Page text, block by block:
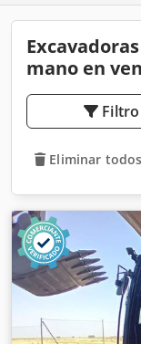
mano en
Filtro
Eliminar